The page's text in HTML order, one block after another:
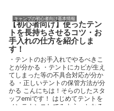
キャンプの初心者向け基本情報
【初心者向け】使ったテン
トを長持ちさせるコツ・お
手入れの仕方を紹介しま
す！
・テントのお手入れでやるべきこ
とが分かる ・テントにカビが生え
てしまった等の不具合対応が分か
る ・正しいテントの保管方法が分
かる こんにちは！そらのしたスタ
ッフemiです！ はじめてテントを
メンテナンスしてみよう…となる